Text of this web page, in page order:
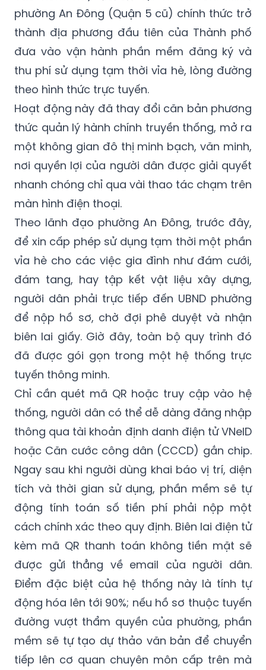
phường An Đông (Quận 5 cũ) chính thức trở
thành địa phương đầu tiên của Thành phố
đưa vào vận hành phần mềm đăng ký và
thu phí sử dụng tạm thời vỉa hè, lòng đường
theo hình thức trực tuyến.
Hoạt động này đã thay đổi căn bản phương
thức quản lý hành chính truyền thống, mở ra
một không gian đô thị minh bạch, văn minh,
nơi quyền lợi của người dân được giải quyết
nhanh chóng chỉ qua vài thao tác chạm trên
màn hình điện thoại.
Theo lãnh đạo phường An Đông, trước đây,
để xin cấp phép sử dụng tạm thời một phần
vỉa hè cho các việc gia đình như đám cưới,
đám tang, hay tập kết vật liệu xây dựng,
người dân phải trực tiếp đến UBND phường
để nộp hồ sơ, chờ đợi phê duyệt và nhận
biên lai giấy. Giờ đây, toàn bộ quy trình đó
đã được gói gọn trong một hệ thống trực
tuyến thông minh.
Chỉ cần quét mã QR hoặc truy cập vào hệ
thống, người dân có thể dễ dàng đăng nhập
thông qua tài khoản định danh điện tử VNeID
hoặc Căn cước công dân (CCCD) gắn chip.
Ngay sau khi người dùng khai báo vị trí, diện
tích và thời gian sử dụng, phần mềm sẽ tự
động tính toán số tiền phí phải nộp một
cách chính xác theo quy định. Biên lai điện tử
kèm mã QR thanh toán không tiền mặt sẽ
được gửi thẳng về email của người dân.
Điểm đặc biệt của hệ thống này là tính tự
động hóa lên tới 90%; nếu hồ sơ thuộc tuyến
đường vượt thẩm quyền của phường, phần
mềm sẽ tự tạo dự thảo văn bản để chuyển
tiếp lên cơ quan chuyên môn cấp trên mà